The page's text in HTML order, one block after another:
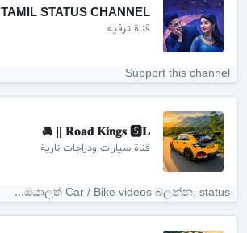
TAMIL STATUS CHANNEL
قناة ترفيه
Support this channel
𝐑𝐨𝐚𝐝 𝐊𝐢𝐧𝐠𝐬 🆂𝐋 || 🚘
قناة سيارات ودراجات نارية
ඔයාලත් Car / Bike videos බලන්න, status...